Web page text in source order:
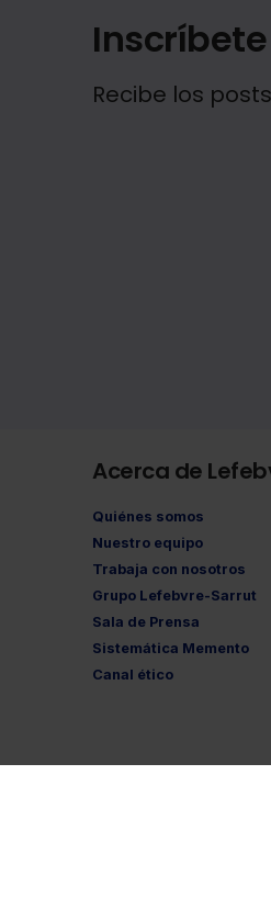
Recibe los
Acerca de
Quiénes somos
Nuestro equipo
Trabaja con nosotros
Grupo Lefebvre-Sarrut
Sala de Prensa
Sistemática Memento
Canal ético